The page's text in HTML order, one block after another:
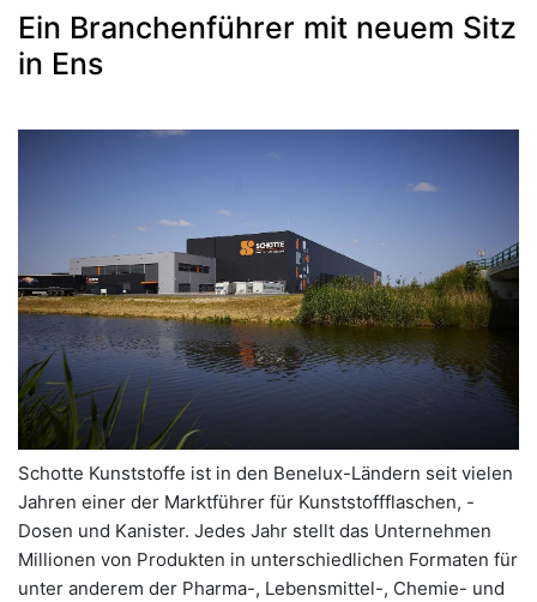
Ein Branchenführer mit neuem Sitz
in Ens
Schotte Kunststoffe ist in den Benelux-Ländern seit vielen
Jahren einer der Marktführer für Kunststoffflaschen, -
Dosen und Kanister. Jedes Jahr stellt das Unternehmen
Millionen von Produkten in unterschiedlichen Formaten für
unter anderem der Pharma-, Lebensmittel-, Chemie- und